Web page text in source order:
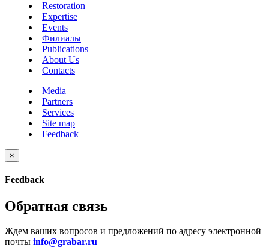
Restoration
Expertise
Events
Филиалы
Publications
About Us
Contacts
Media
Partners
Services
Site map
Feedback
×
Feedback
Обратная связь
Ждем ваших вопросов и предложений по адресу электронной
почты info@grabar.ru